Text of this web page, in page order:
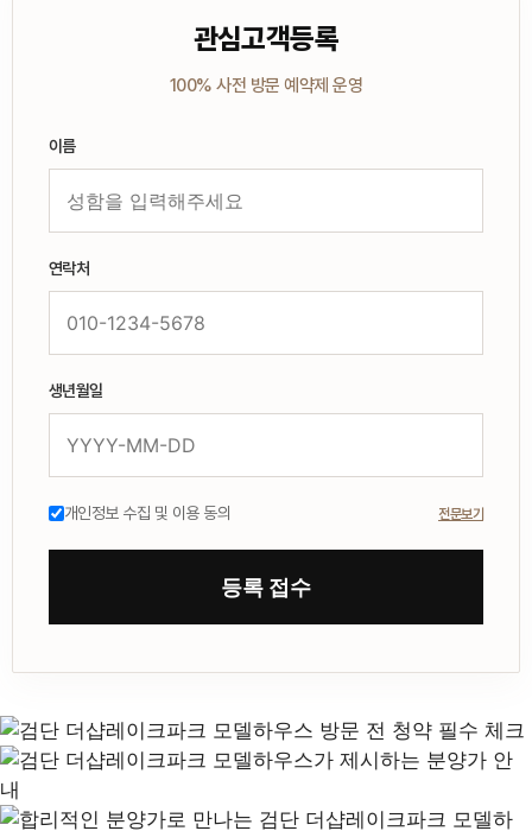
관심고객등록
100% 사전 방문 예약제 운영
이름
연락처
생년월일
개인정보 수집 및 이용 동의 전문보기
등록 접수